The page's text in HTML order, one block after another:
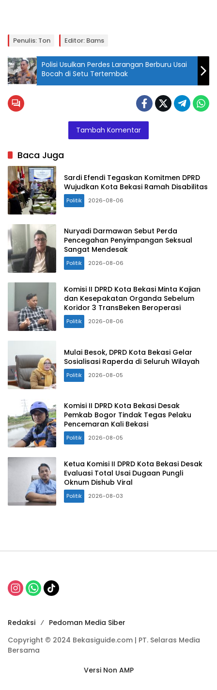
Penulis: Ton Editor: Bams
Polisi Usulkan Perdes Larangan Berburu Usai
Bocah di Setu Tertembak
Tambah Komentar
Baca Juga
Sardi Efendi Tegaskan Komitmen DPRD
Wujudkan Kota Bekasi Ramah Disabilitas
Politik 2026-08-06
Nuryadi Darmawan Sebut Perda
Pencegahan Penyimpangan Seksual
Sangat Mendesak
Politik 2026-08-06
Komisi II DPRD Kota Bekasi Minta Kajian
dan Kesepakatan Organda Sebelum
Koridor 3 TransBeken Beroperasi
Politik 2026-08-06
Mulai Besok, DPRD Kota Bekasi Gelar
Sosialisasi Raperda di Seluruh Wilayah
Politik 2026-08-05
Komisi II DPRD Kota Bekasi Desak
Pemkab Bogor Tindak Tegas Pelaku
Pencemaran Kali Bekasi
Politik 2026-08-05
Ketua Komisi II DPRD Kota Bekasi Desak
Evaluasi Total Usai Dugaan Pungli
Oknum Dishub Viral
Politik 2026-08-03
Redaksi
Pedoman Media Siber
Copyright © 2024 Bekasiguide.com | PT. Selaras Media
Bersama
Versi Non AMP